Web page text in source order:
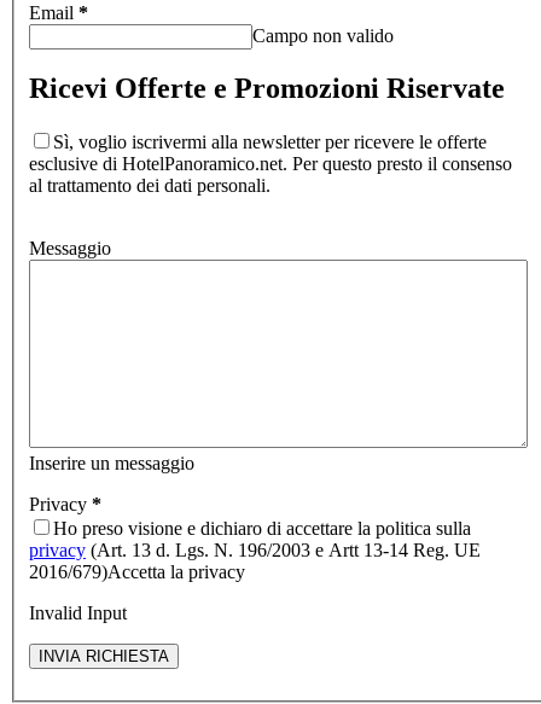
Email *
Campo non valido
Ricevi Offerte e Promozioni Riservate
Sì, voglio iscrivermi alla newsletter per ricevere le offerte
esclusive di HotelPanoramico.net. Per questo presto il consenso
al trattamento dei dati personali.
Messaggio
Inserire un messaggio
Privacy *
Ho preso visione e dichiaro di accettare la politica sulla
privacy (Art. 13 d. Lgs. N. 196/2003 e Artt 13-14 Reg. UE
2016/679)Accetta la privacy
Invalid Input